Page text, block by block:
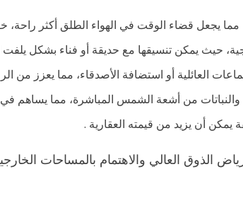
مما يجعل قضاء الوقت في الهواء الطلق أكثر
حيث يمكن تنسيقها مع حديقة أو فناء بشكل
العائلية أو استضافة الأصدقاء، مما يعزز من
والنباتات من أشعة الشمس المباشرة، مما يساهم
يمكن أن يزيد من قيمته العقارية .
العالي والاهتمام بالمساحات